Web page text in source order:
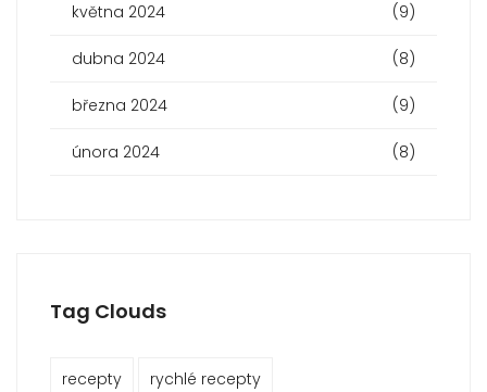
května 2024 (9)
dubna 2024 (8)
března 2024 (9)
února 2024 (8)
Tag Clouds
recepty rychlé recepty